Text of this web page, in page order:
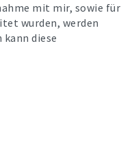
mit mir, sowie für
wurden, werden
diese